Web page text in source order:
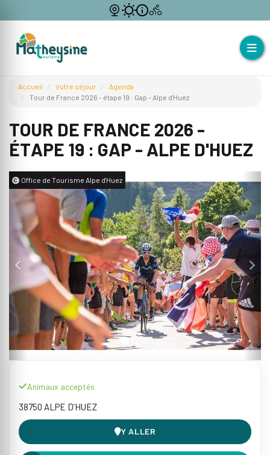
Accueil Votre séjour
Agenda
Tour de France 2026 - étape 19 : Gap - Alpe d'Huez
TOUR DE FRANCE 2026 -
ÉTAPE 19 : GAP - ALPE D'HUEZ
Office de Tourisme Alpe d'Huez
Animaux acceptés
38750 ALPE D’HUEZ
Y ALLER